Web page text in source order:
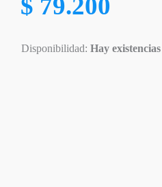
$ 79.200
Disponibilidad: Hay existencias